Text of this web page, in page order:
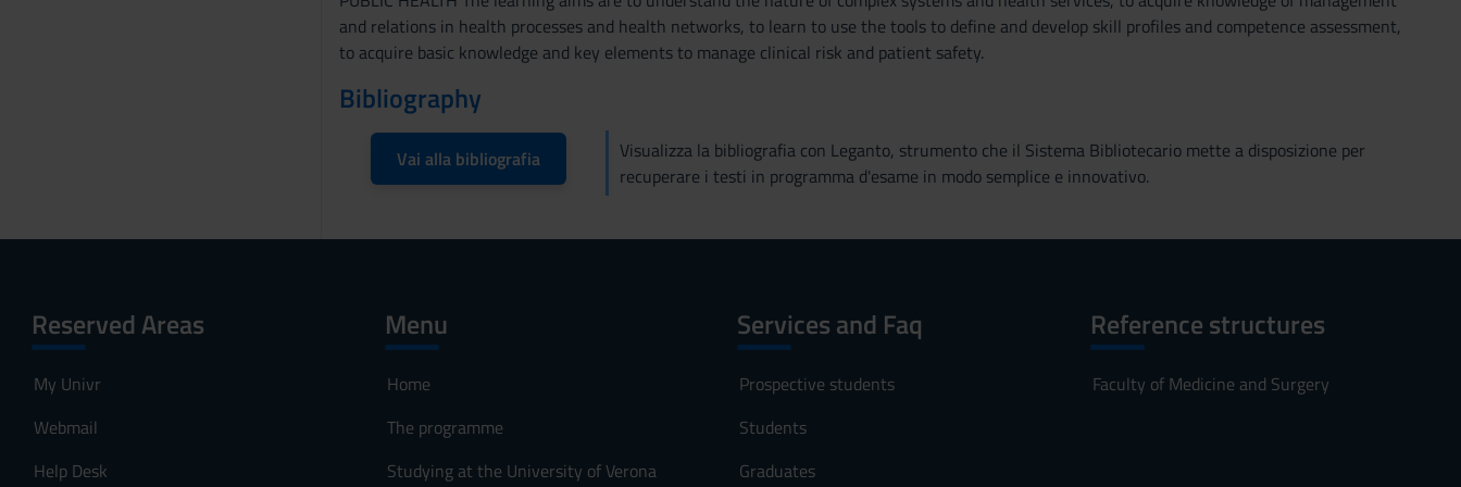
and relations in health processes and health networks, to learn to use the tools to define and develop skill profiles and competence assessment,
to acquire basic knowledge and key elements to manage clinical risk and patient safety.
Bibliography
Vai alla bibliografia
Visualizza la bibliografia con Leganto, strumento che il Sistema Bibliotecario mette a disposizione per
recuperare i testi in programma d'esame in modo semplice e innovativo.
Reserved Areas
My Univr
Webmail
Help Desk
Menu
Home
The programme
Studying at the University of Verona
Services and Faq
Prospective students
Students
Graduates
Reference structures
Faculty of Medicine and Surgery